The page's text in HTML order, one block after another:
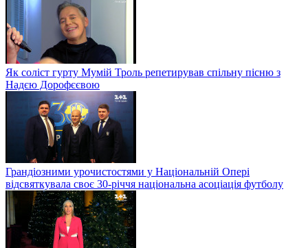
Як соліст гурту Мумій Троль репетирував спільну пісню з
Надєю Дорофєєвою
Грандіозними урочистостями у Національній Опері
відсвяткувала своє 30-річчя національна асоціація футболу